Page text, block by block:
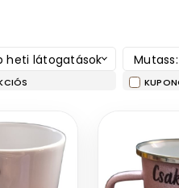
heti látogatások